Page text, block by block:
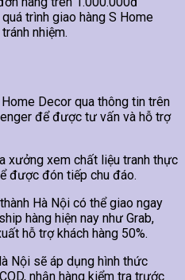
trình giao hàng S Home
nhiệm.
Decor qua thông tin trên
để được tư vấn và hỗ trợ
xưởng xem chất liệu tranh thực
được đón tiếp chu đáo.
Hà Nội có thể giao ngay
hàng hiện nay như Grab,
hỗ trợ khách hàng 50%.
Nội sẽ áp dụng hình thức
nhận hàng kiểm tra trước